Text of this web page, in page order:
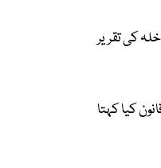
کی تقریر
کیا کہتا